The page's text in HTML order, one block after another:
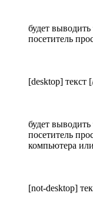
будет
посетитель
[desktop] текст
будет
посетитель
компьютера
[not-desktop]